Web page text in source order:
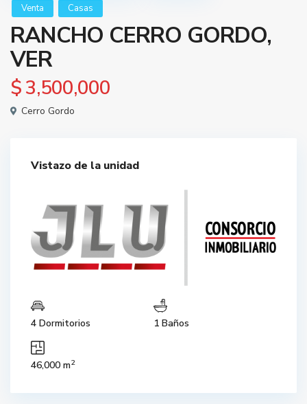
Venta Casas
RANCHO CERRO GORDO,
VER
$ 3,500,000
Cerro Gordo
Vistazo de la unidad
4 Dormitorios 1 Baños
46,000 m2